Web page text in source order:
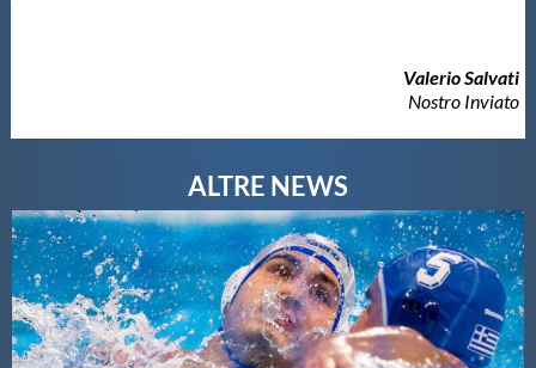
Valerio Salvati
Nostro Inviato